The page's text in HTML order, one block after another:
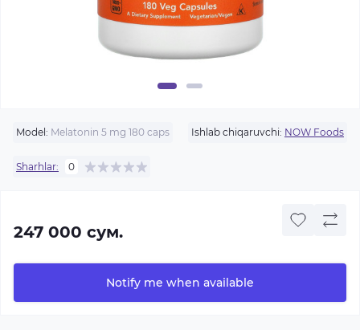
Model: Melatonin 5 mg 180 caps Ishlab chiqaruvchi: NOW Foods
Sharhlar: 0
247 000 сум.
Notify me when available